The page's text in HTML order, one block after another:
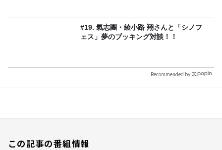
#19. 氣志團・綾小路 翔さんと「シノフ
ェス」夢のブッキング対談！！
Recommended by
この記事の番組情報